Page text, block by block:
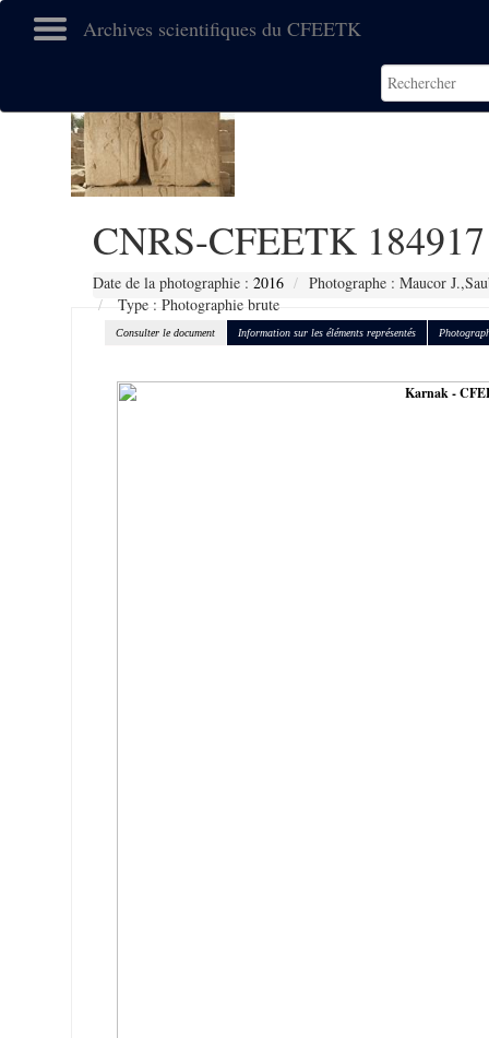
Archives scientifiques du CFEETK
CNRS-CFEETK 184917
Date de la photographie : 2016
Photographe : Maucor
Type : Photographie brute
Consulter le document Information sur les éléments représentés